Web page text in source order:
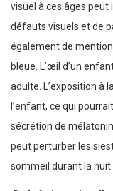
visuel à ces âges
défauts visuels et de
également de
bleue. L’œil d’un
adulte. L’exposition à
l’enfant, ce qui
sécrétion de
peut perturber les
sommeil durant la nuit.